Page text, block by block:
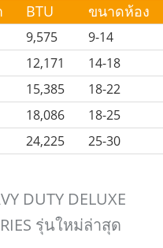
BTU ขนาดห้อง
9,575
9-14
12,171
14-18
15,385
18-22
18,086
18-25
24,225 25-30
DUTY DELUXE
รุ่นใหม่ล่าสุด